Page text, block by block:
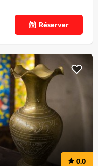
Réserver
0.0